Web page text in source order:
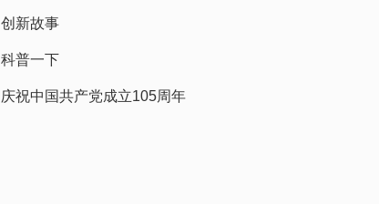
创新故事
科普一下
庆祝中国共产党成立105周年